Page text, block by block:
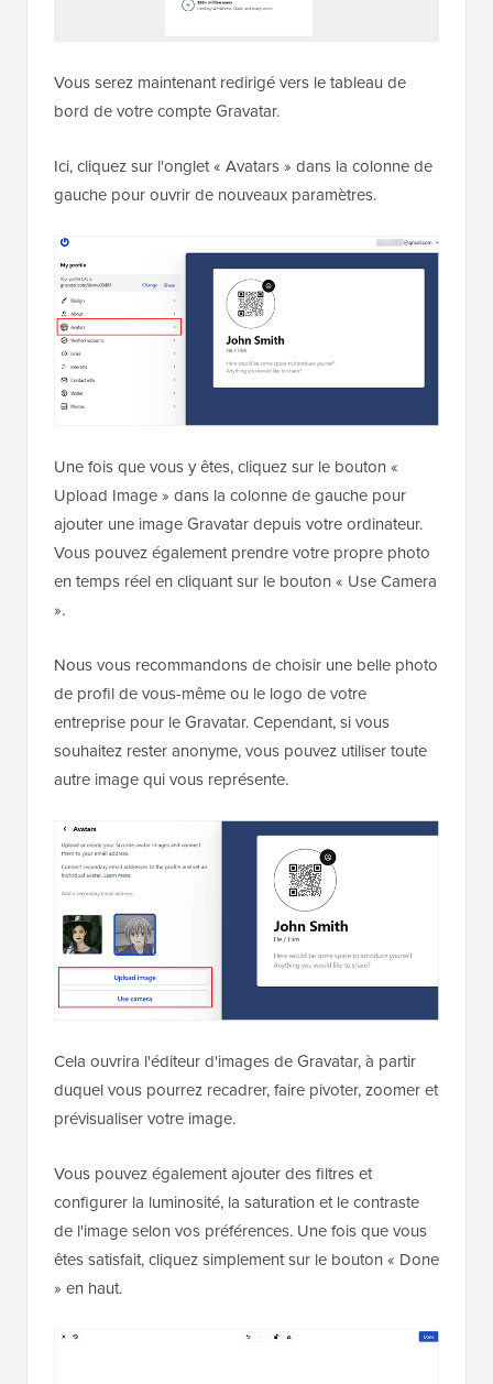
Vous serez maintenant redirigé vers le tableau de
bord de votre compte Gravatar.
Ici, cliquez sur l'onglet « Avatars » dans la colonne de
gauche pour ouvrir de nouveaux paramètres.
Une fois que vous y êtes, cliquez sur le bouton «
Upload Image » dans la colonne de gauche pour
ajouter une image Gravatar depuis votre ordinateur.
Vous pouvez également prendre votre propre photo
en temps réel en cliquant sur le bouton « Use Camera
».
Nous vous recommandons de choisir une belle photo
de profil de vous-même ou le logo de votre
entreprise pour le Gravatar. Cependant, si vous
souhaitez rester anonyme, vous pouvez utiliser toute
autre image qui vous représente.
Cela ouvrira l'éditeur d'images de Gravatar, à partir
duquel vous pourrez recadrer, faire pivoter, zoomer et
prévisualiser votre image.
Vous pouvez également ajouter des filtres et
configurer la luminosité, la saturation et le contraste
de l'image selon vos préférences. Une fois que vous
êtes satisfait, cliquez simplement sur le bouton « Done
» en haut.